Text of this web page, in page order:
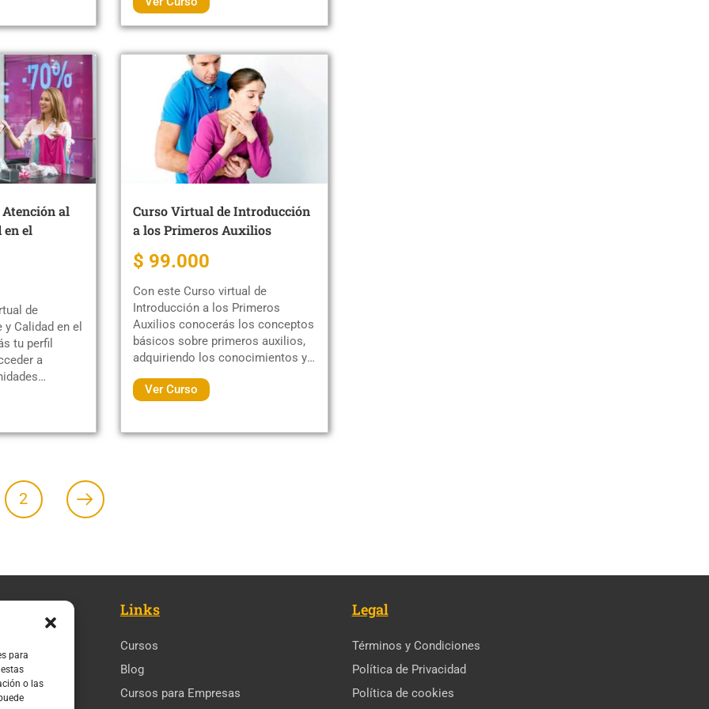
para
o las
al
en el
de
Calidad en el
tu perfil
a
Curso Virtual de Introducción
a los Primeros Auxilios
$ 99.000
Con este Curso virtual de
Introducción a los Primeros
Auxilios conocerás los conceptos
básicos sobre primeros auxilios,
adquiriendo los conocimientos y
actuar...
Ver Curso
2
Links
Cursos
Blog
Cursos para Empresas
Legal
Términos y Condiciones
Política de Privacidad
Política de cookies